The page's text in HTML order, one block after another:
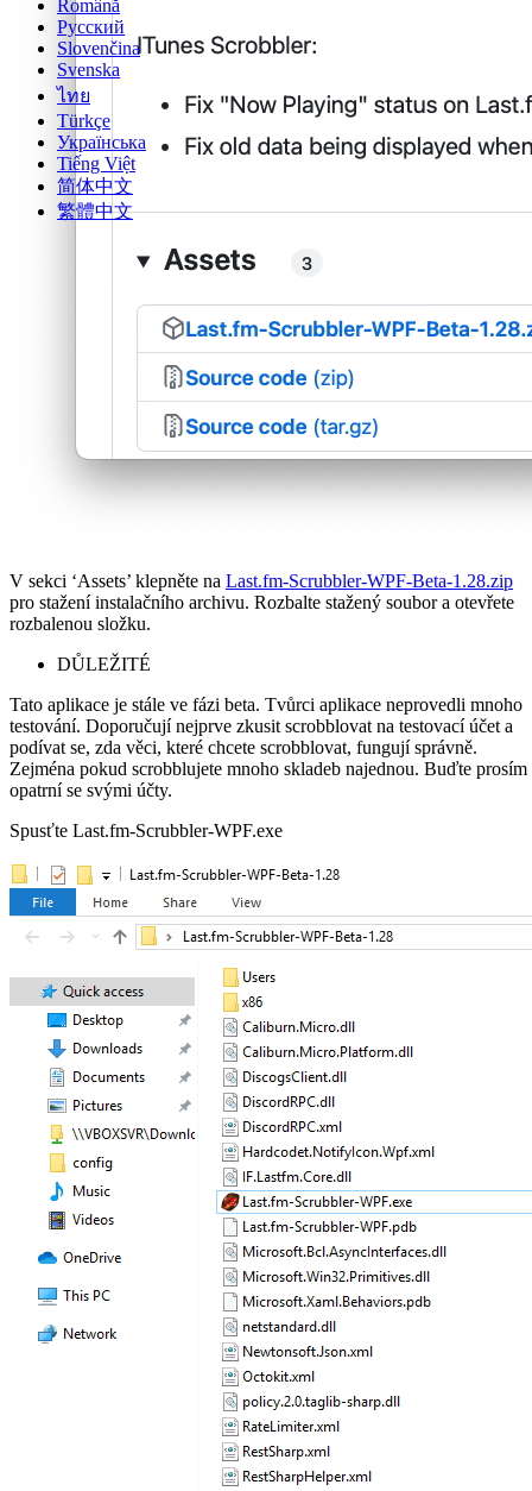
Română
Русский
Slovenčina
Svenska
ไทย
Türkçe
Українська
Tiếng Việt
简体中文
繁體中文
V sekci ‘Assets’ klepněte na Last.fm-Scrubbler-WPF-Beta-1.28.zip
pro stažení instalačního archivu. Rozbalte stažený soubor a otevřete
rozbalenou složku.
DŮLEŽITÉ
Tato aplikace je stále ve fázi beta. Tvůrci aplikace neprovedli mnoho
testování. Doporučují nejprve zkusit scrobblovat na testovací účet a
podívat se, zda věci, které chcete scrobblovat, fungují správně.
Zejména pokud scrobblujete mnoho skladeb najednou. Buďte prosím
opatrní se svými účty.
Spusťte Last.fm-Scrubbler-WPF.exe